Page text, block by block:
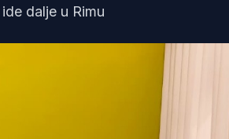
dalje u Rimu